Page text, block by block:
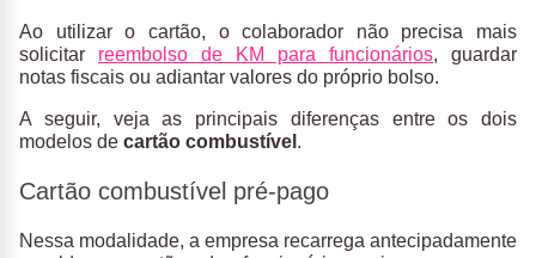
Ao utilizar o cartão, o colaborador não precisa mais
solicitar reembolso de KM para funcionários, guardar
notas fiscais ou adiantar valores do próprio bolso.
A seguir, veja as principais diferenças entre os dois
modelos de cartão combustível .
Cartão combustível pré-pago
Nessa modalidade, a empresa recarrega antecipadamente